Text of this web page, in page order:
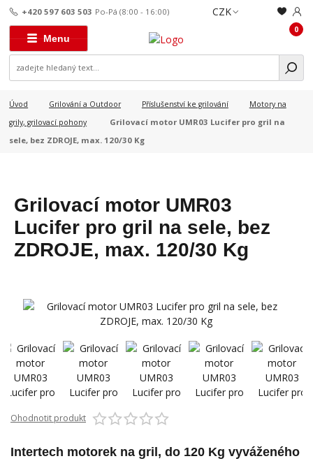
Menu
CZK
+420 597 603 503 Po-Pá (8:00 - 16:00)
0
Úvod Grilování a Outdoor Příslušenství ke grilování
Motory na
grily, grilovací pohony
Grilovací motor UMR03 Lucifer pro gril na
sele, bez ZDROJE, max. 120/30 Kg
Grilovací motor UMR03
Lucifer pro gril na sele, bez
ZDROJE, max. 120/30 Kg
Ohodnotit produkt
Intertech motorek na gril, do 120 Kg vyváženého